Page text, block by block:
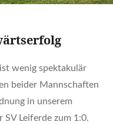
wenig spektakulär
beider Mannschaften
in unserem
Leiferde zum 1:0.